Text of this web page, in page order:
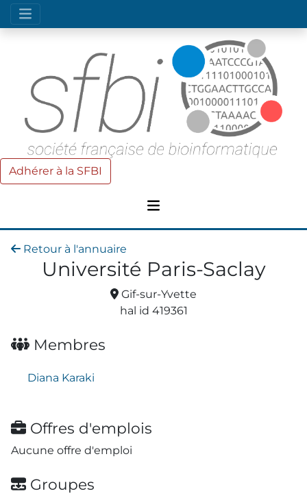
Adhérer à la SFBI
Retour à l'annuaire
Université Paris-Saclay
Gif-sur-Yvette
hal id 419361
Membres
Diana Karaki
Offres d'emplois
Aucune offre d'emploi
Groupes